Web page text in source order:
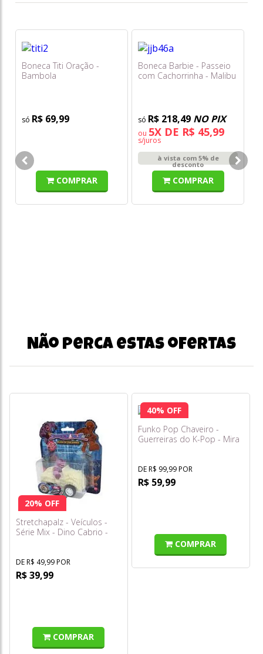
Boneca Titi Oração -
Bambola
R$ 69,99
COMPRAR
Boneca Barbie - Passeio
com Cachorrinha - Malibu
R$ 218,49 NO PIX
ou 5X DE R$ 45,99
s/juros
à vista com 5% de
desconto
COMPRAR
Não perca estas ofertas
20% OFF
Stretchapalz - Veículos -
Série Mix - Dino Cabrio -
DE R$ 49,99 POR
R$ 39,99
COMPRAR
40% OFF
Funko Pop Chaveiro -
Guerreiras do K-Pop - Mira
DE R$ 99,99 POR
R$ 59,99
COMPRAR